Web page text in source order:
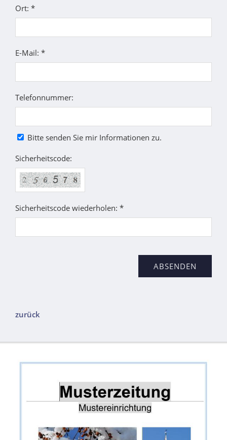
Ort: *
E-Mail: *
Telefonnummer:
Bitte senden Sie mir Informationen zu.
Sicherheitscode:
Sicherheitscode wiederholen: *
zurück